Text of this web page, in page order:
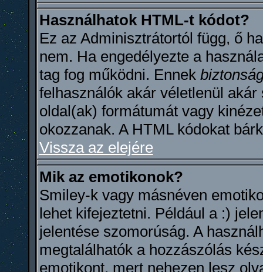
Használhatok HTML-t kódot?
Ez az Adminisztrátortól függ, ő
nem. Ha engedélyezte a
tag fog működni. Ennek
felhasználók akár véletlenül
oldal(ak) formátumát vagy
okozzanak. A HTML kódokat
Vissza az elejére
Mik az emotikonok?
Smiley-k vagy másnéven
lehet kifejeztetni. Például a :)
jelentése szomorúság. A
megtalálhatók a hozzászólás
emotikont, mert nehezen lesz